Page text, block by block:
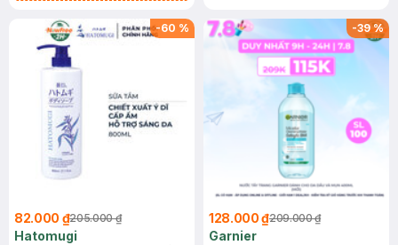
(SL có hạn)
-60 %
82.000 ₫205.000 ₫
Hatomugi
-39%
128.000 ₫209.000 ₫
Garnier